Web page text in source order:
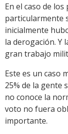
En el caso de
particularmente
inicialmente
la derogación. Y
gran trabajo
Este es un caso
25% de la gente
no conoce la
voto no fuera
importante.